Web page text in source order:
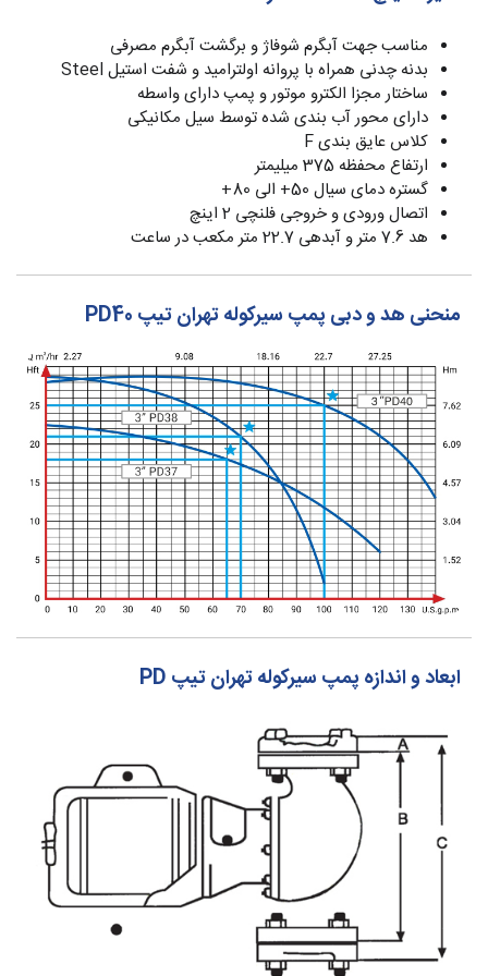
مناسب جهت آبگرم شوفاژ و برگشت آبگرم مصرفی
بدنه چدنی همراه با پروانه اولترامید و شفت استیل Steel
ساختار مجزا الکترو موتور و پمپ دارای واسطه
دارای محور آب بندی شده توسط سیل مکانیکی
کلاس عایق بندی F
ارتفاع محفظه 375 میلیمتر
گستره دمای سیال 50+ الی 80+
اتصال ورودی و خروجی فلنچی 2 اینچ
هد 7.6 متر و آبدهی 22.7 متر مکعب در ساعت
منحنی هد و دبی پمپ سیرکوله تهران تیپ PD40
ابعاد و اندازه پمپ سیرکوله تهران تیپ PD